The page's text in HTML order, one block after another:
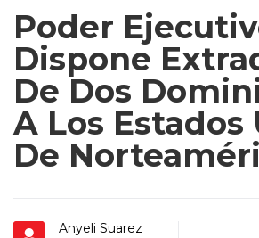
Poder
Dispone
De Dos
A Los Estados
De
Anyeli Suarez